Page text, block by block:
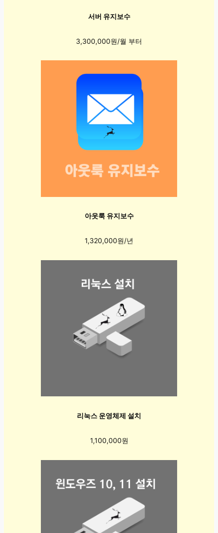
서버 유지보수
3,300,000원/월 부터
아웃룩 유지보수
1,320,000원/년
리눅스 운영체제 설치
1,100,000원